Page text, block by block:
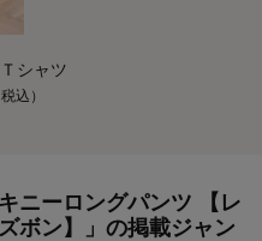
シャツ
税込）
ニーロングパンツ 【レ
ボン】」の掲載ジャン